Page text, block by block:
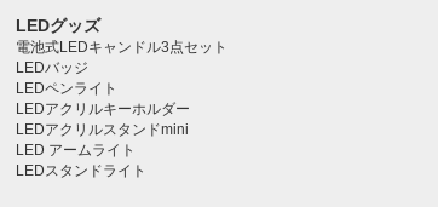
LEDグッズ
電池式LEDキャンドル3点セット
LEDバッジ
LEDペンライト️
LEDアクリルキーホルダー
LEDアクリルスタンドmini
LED アームライト
LEDスタンドライト